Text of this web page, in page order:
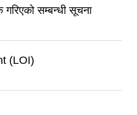
गरिएको सम्बन्धी सूचना
(LOI)